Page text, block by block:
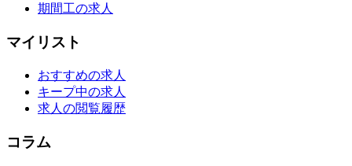
期間工の求人
マイリスト
おすすめの求人
キープ中の求人
求人の閲覧履歴
コラム